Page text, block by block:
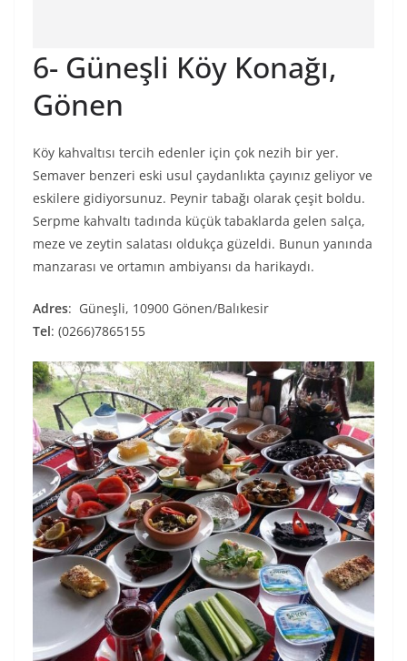
6- Güneşli Köy Konağı,
Gönen
Köy kahvaltısı tercih edenler için çok nezih bir yer.
Semaver benzeri eski usul çaydanlıkta çayınız geliyor ve
eskilere gidiyorsunuz. Peynir tabağı olarak çeşit boldu.
Serpme kahvaltı tadında küçük tabaklarda gelen salça,
meze ve zeytin salatası oldukça güzeldi. Bunun yanında
manzarası ve ortamın ambiyansı da harikaydı.
Adres: Güneşli, 10900 Gönen/Balıkesir
Tel: (0266)7865155